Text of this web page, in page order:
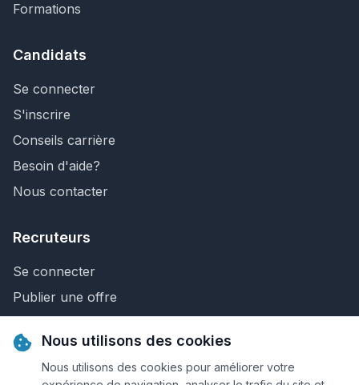
Formations
Candidats
Se connecter
S'inscrire
Conseils carrière
Besoin d'aide?
Nous contacter
Recruteurs
Se connecter
Publier une offre
Nous contacter
Nous utilisons des cookies
Nous utilisons des cookies pour améliorer votre